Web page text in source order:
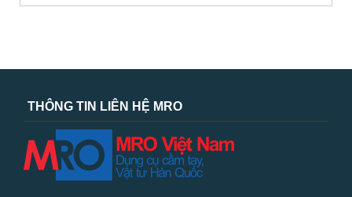
THÔNG TIN LIÊN HỆ MRO